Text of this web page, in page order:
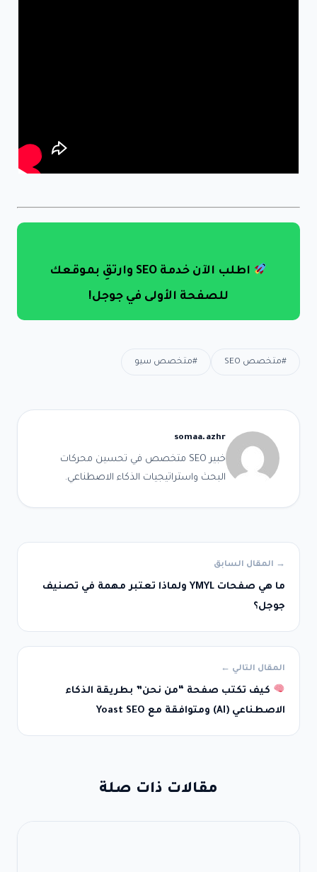
اطلب الآن خدمة SEO وارتقِ بموقعك
للصفحة الأولى في جوجل!
#متخصص SEO #متخصص سيو
somaa.azhr
خبير SEO متخصص في تحسين محركات
البحث واستراتيجيات الذكاء الاصطناعي.
→ المقال السابق
ما هي صفحات YMYL ولماذا تعتبر مهمة في تصنيف
جوجل؟
المقال التالي ←
كيف تكتب صفحة “من نحن” بطريقة الذكاء
الاصطناعي (AI) ومتوافقة مع Yoast SEO
مقالات ذات صلة